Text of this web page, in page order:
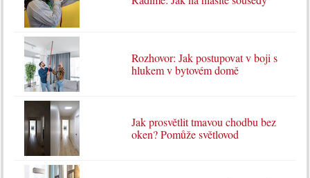
Rozhovor: Jak postupovat v boji s
hlukem v bytovém domě
Jak prosvětlit tmavou chodbu bez
oken? Pomůže světlovod